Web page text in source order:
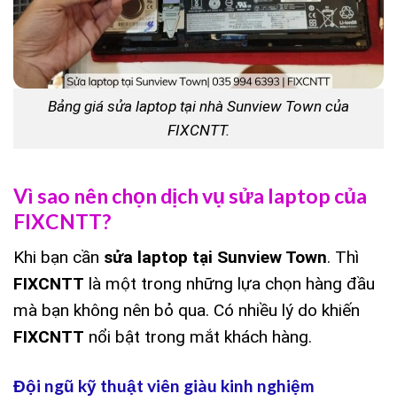
Bảng giá sửa laptop tại nhà Sunview Town của
FIXCNTT.
Vì sao nên chọn dịch vụ sửa laptop của
FIXCNTT?
Khi bạn cần sửa laptop tại Sunview Town. Thì
FIXCNTT là một trong những lựa chọn hàng đầu
mà bạn không nên bỏ qua. Có nhiều lý do khiến
FIXCNTT nổi bật trong mắt khách hàng.
Đội ngũ kỹ thuật viên giàu kinh nghiệm